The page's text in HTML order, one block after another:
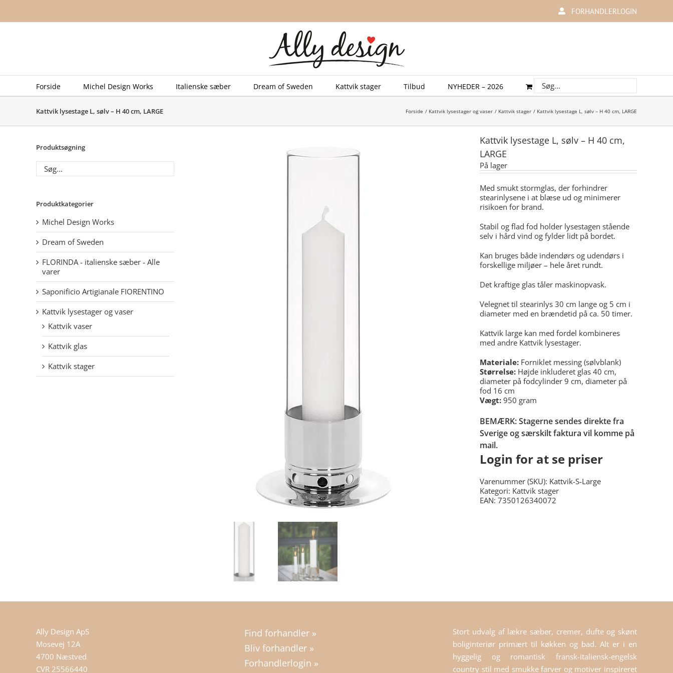
content
FORHANDLERLOGIN
Forside Michel Design Works Italienske sæber Dream of Sweden Kattvik stager Tilbud NYHEDER – 2026
Kattvik lysestage L, sølv – H 40 cm, LARGE Forside Kattvik lysestager og vaser Kattvik stager Kattvik lysestage L, sølv – H 40 cm, LARGE
Kattvik lysestage L, sølv – H 40 cm,
LARGE
På lager
Med smukt stormglas, der forhindrer
stearinlysene i at blæse ud og minimerer
risikoen for brand.
Stabil og flad fod holder lysestagen stående
selv i hård vind og fylder lidt på bordet.
Kan bruges både indendørs og udendørs i
forskellige miljøer – hele året rundt.
Det kraftige glas tåler maskinopvask.
Velegnet til stearinlys 30 cm lange og 5 cm i
diameter med en brændetid på ca. 50 timer.
Kattvik large kan med fordel kombineres
med andre Kattvik lysestager.
Materiale: Forniklet messing (sølvblank)
Størrelse: Højde inkluderet glas 40 cm,
diameter på fodcylinder 9 cm, diameter på
fod 16 cm
Vægt: 950 gram
BEMÆRK: Stagerne sendes direkte fra
Sverige og særskilt faktura vil komme på
mail.
Login for at se priser
Varenummer (SKU): Kattvik-S-Large
Kategori: Kattvik stager
EAN: 7350126340072
Produktsøgning
Produktkategorier
Michel Design Works
Dream of Sweden
FLORINDA - italienske sæber - Alle
varer
Saponificio Artigianale FIORENTINO
Kattvik lysestager og vaser
Kattvik vaser
Kattvik glas
Kattvik stager
Ally Design ApS
Mosevej 12A
4700 Næstved
CVR 25566440
Find forhandler »
Bliv forhandler »
Forhandlerlogin »
Stort udvalg af lækre sæber, cremer, dufte og skønt
boliginteriør primært til køkken og bad. Alt er i en
hyggelig og romantisk fransk-italiensk-engelsk
country stil med smukke farver og motiver inspireret